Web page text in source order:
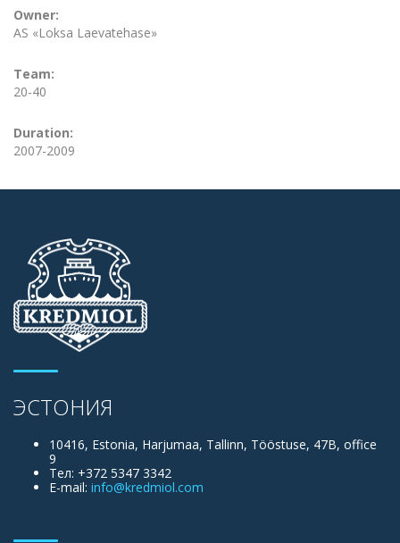
Owner:
AS «Loksa Laevatehase»
Team:
20-40
Duration:
2007-2009
ЭСТОНИЯ
10416, Estonia, Harjumaa, Tallinn, Tööstuse, 47B, office
9
Тел: +372 5347 3342
E-mail: info@kredmiol.com